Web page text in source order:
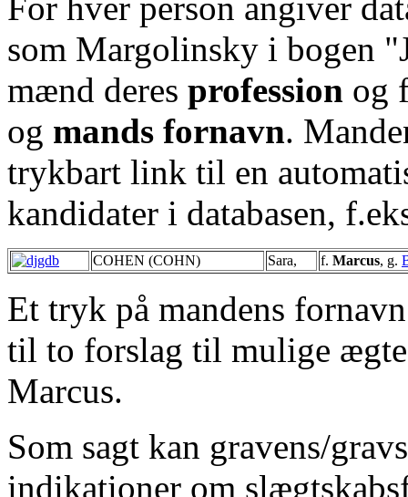
som Margolinsky i bogen
mænd deres profession og
og mands fornavn.
trykbart link til en
kandidater i databasen,
COHEN (COHN) Sara, f. Marcus, g.
Et tryk på mandens
til to forslag til mulige
Marcus.
Som sagt kan gravens/
indikationer om